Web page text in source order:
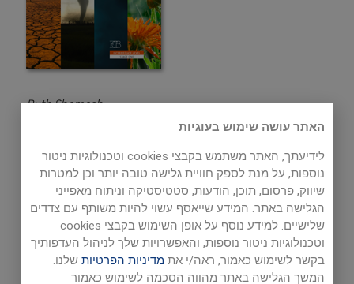
Ruth Shemesh
Sky Highcomponents:
Student’s Book
Teacher’s Guide
Workbook
Audio – listening
האתר עושה שימוש בעוגיות
לידיעתך, האתר משתמש בקבצי cookies וטכנולוגיות ניטור
נוספות, על מנת לספק חוויית גלישה טובה יותר וכן למטרות
שיווק, פרסום, תוכן, הודעות, סטטיסטיקה וניתוח מאפייני
הגלישה באתר. המידע שייאסף עשוי להיות משותף עם צדדים
שלישיים. למידע נוסף על אופן השימוש בקבצי cookies
וטכנולוגיות ניטור נוספות, והאפשרויות שלך לניהול העדפותיך
בקשר לשימוש כאמור, ראה/י את מדיניות הפרטיותשלנו.
המשך הגלישה באתר מהווה הסכמה לשימוש כאמור